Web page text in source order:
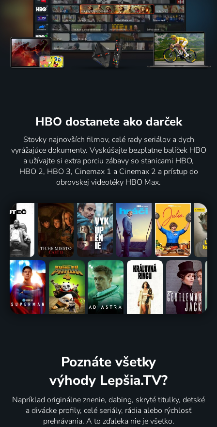
HBO dostanete ako darček
Stovky najnovších filmov, celé rady seriálov a dych
vyrážajúce dokumenty. Vyskúšajte bezplatne balíček HBO
a užívajte si extra porciu zábavy so stanicami HBO,
HBO 2, HBO 3, Cinemax 1 a Cinemax 2 a prístup do
obrovskej videotéky HBO Max.
Poznáte všetky
výhody Lepšia.TV?
Napríklad originálne znenie, dabing, skryté titulky, detské
a divácke profily, celé seriály, rádia alebo rýchlosť
prehrávania. A to zďaleka nie je všetko.